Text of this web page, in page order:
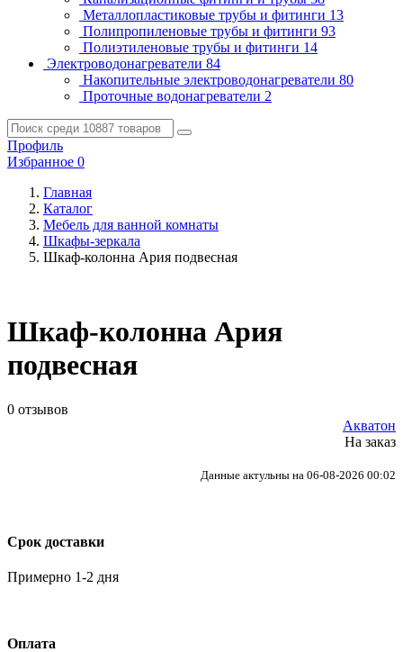
Металлопластиковые трубы и фитинги 13
Полипропиленовые трубы и фитинги 93
Полиэтиленовые трубы и фитинги 14
Электроводонагреватели 84
Накопительные электроводонагреватели 80
Проточные водонагреватели 2
Профиль
Избранное 0
Главная
Каталог
Мебель для ванной комнаты
Шкафы-зеркала
Шкаф-колонна Ария подвесная
Шкаф-колонна Ария
подвесная
0 отзывов
Акватон
На заказ
Данные актульны на 06-08-2026 00:02
Срок доставки
Примерно 1-2 дня
Оплата